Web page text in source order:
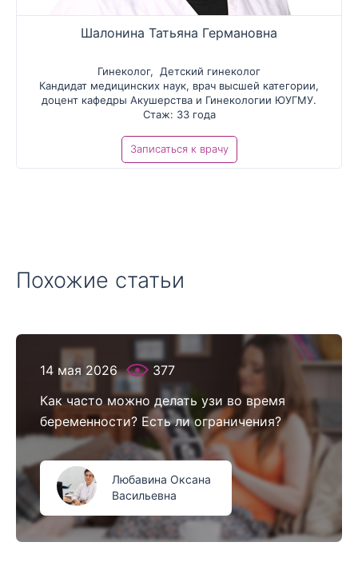
Шалонина Татьяна Германовна
Гинеколог, Детский гинеколог
Кандидат медицинских наук, врач высшей категории,
доцент кафедры Акушерства и Гинекологии ЮУГМУ.
Стаж: 33 года
Записаться к врачу
Похожие статьи
14 мая 2026
377
Как часто можно делать узи во время
беременности? Есть ли ограничения?
Любавина Оксана
Васильевна